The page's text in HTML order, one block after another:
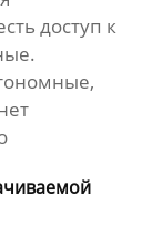
доступ к